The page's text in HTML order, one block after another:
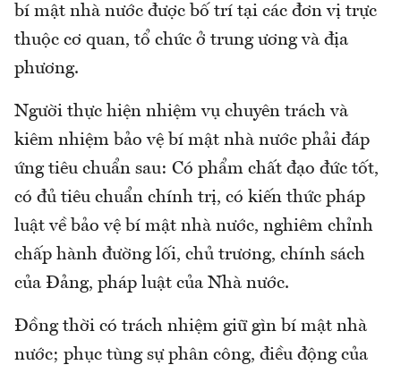
bí mật nhà nước được bố trí tại các đơn vị trực
thuộc cơ quan, tổ chức ở trung ương và địa
phương.
Người thực hiện nhiệm vụ chuyên trách và
kiêm nhiệm bảo vệ bí mật nhà nước phải đáp
ứng tiêu chuẩn sau: Có phẩm chất đạo đức tốt,
có đủ tiêu chuẩn chính trị, có kiến thức pháp
luật về bảo vệ bí mật nhà nước, nghiêm chỉnh
chấp hành đường lối, chủ trương, chính sách
của Đảng, pháp luật của Nhà nước.
Đồng thời có trách nhiệm giữ gìn bí mật nhà
nước; phục tùng sự phân công, điều động của